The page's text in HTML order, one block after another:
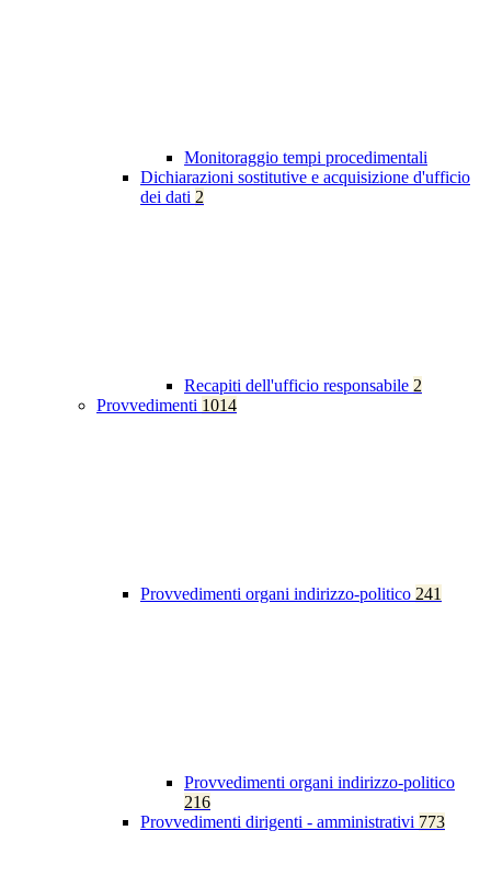
Monitoraggio tempi procedimentali
Dichiarazioni sostitutive e acquisizione d'ufficio
dei dati 2
Recapiti dell'ufficio responsabile 2
Provvedimenti 1014
Provvedimenti organi indirizzo-politico 241
Provvedimenti organi indirizzo-politico
216
Provvedimenti dirigenti - amministrativi 773